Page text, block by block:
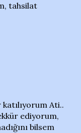
tahsilat
Ati..
ediyorum,
bilsem